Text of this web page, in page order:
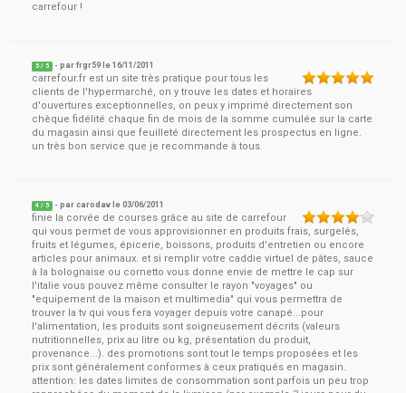
carrefour !
5 / 5 - parfrgr59 le16/11/2011
carrefour.fr est un site très pratique pour tous les
clients de l'hypermarché, on y trouve les dates et horaires
d'ouvertures exceptionnelles, on peux y imprimé directement son
chèque fidélité chaque fin de mois de la somme cumulée sur la carte
du magasin ainsi que feuilleté directement les prospectus en ligne.
un très bon service que je recommande à tous.
4 / 5 - parcarodav le03/06/2011
finie la corvée de courses grâce au site de carrefour
qui vous permet de vous approvisionner en produits frais, surgelés,
fruits et légumes, épicerie, boissons, produits d'entretien ou encore
articles pour animaux. et si remplir votre caddie virtuel de pâtes, sauce
à la bolognaise ou cornetto vous donne envie de mettre le cap sur
l'italie vous pouvez même consulter le rayon "voyages" ou
"equipement de la maison et multimedia" qui vous permettra de
trouver la tv qui vous fera voyager depuis votre canapé...pour
l'alimentation, les produits sont soigneusement décrits (valeurs
nutritionnelles, prix au litre ou kg, présentation du produit,
provenance...). des promotions sont tout le temps proposées et les
prix sont généralement conformes à ceux pratiqués en magasin.
attention: les dates limites de consommation sont parfois un peu trop